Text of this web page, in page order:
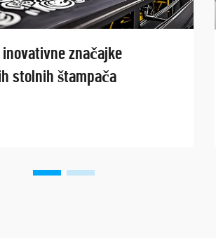
značajke
stolnih štampača